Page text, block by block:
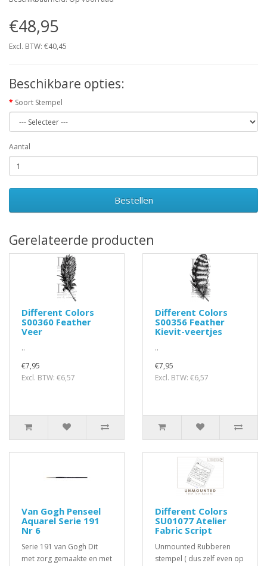
€48,95
Excl. BTW: €40,45
Beschikbare opties:
Soort Stempel
Aantal
Bestellen
Gerelateerde producten
Different Colors
S00360 Feather
Veer
..
€7,95
Excl. BTW: €6,57
Different Colors
S00356 Feather
Kievit-veertjes
..
€7,95
Excl. BTW: €6,57
Van Gogh Penseel
Aquarel Serie 191
Nr 6
Serie 191 van Gogh Dit
met zorg gemaakte en met
Different Colors
SU01077 Atelier
Fabric Script
Unmounted Rubberen
stempel ( dus zelf even op